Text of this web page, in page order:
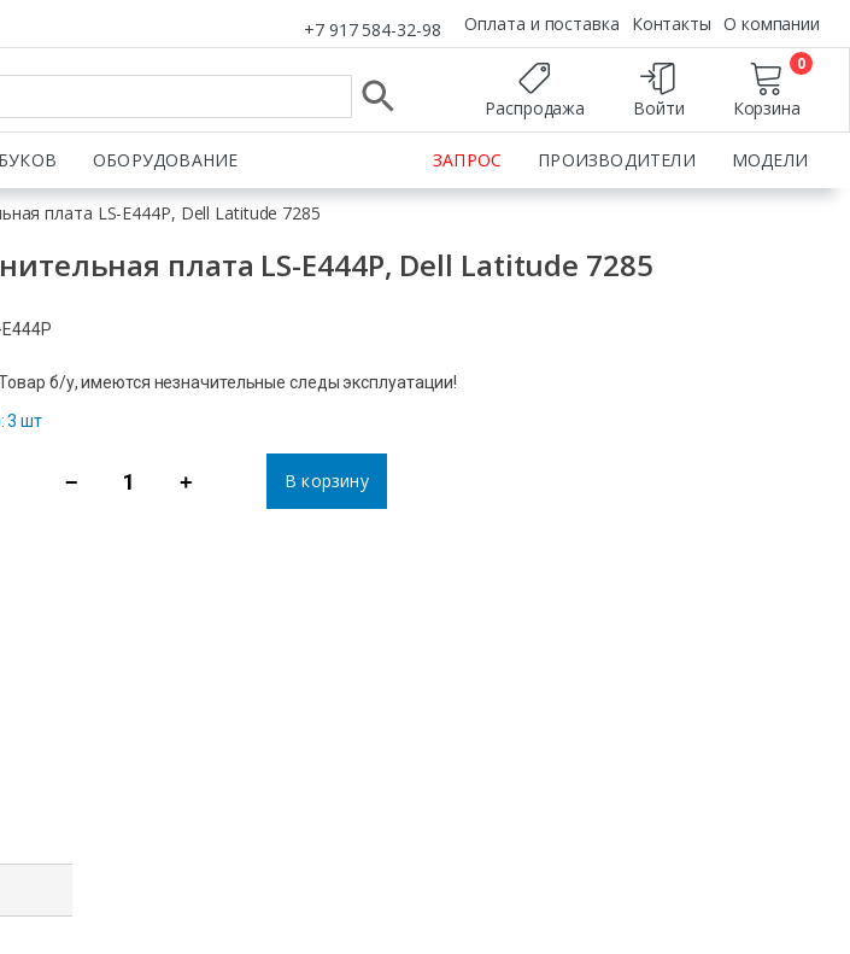
+7 917 584-32-98 Оплата и поставка Контакты О компании
Распродажа Войти Корзина
0
ОБОРУДОВАНИЕ ЗАПРОС ПРОИЗВОДИТЕЛИ МОДЕЛИ
плата LS-E444P, Dell Latitude 7285
плата LS-E444P, Dell Latitude 7285
б/у, имеются незначительные следы эксплуатации!
3 шт
−
Количество+ В корзину